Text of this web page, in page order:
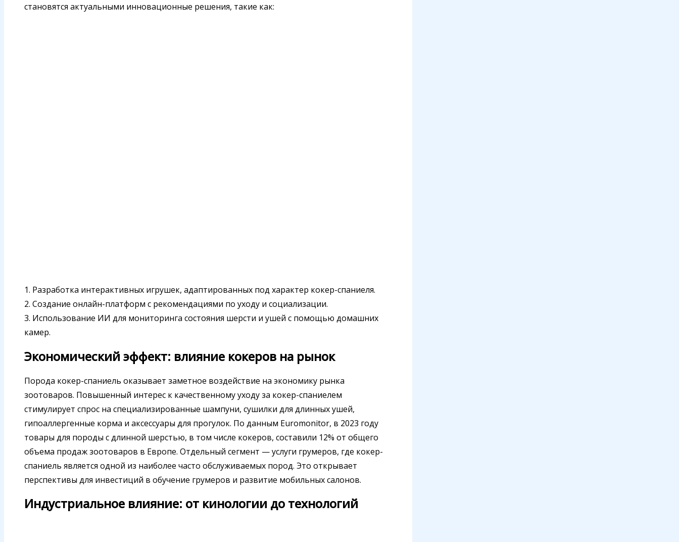
становятся актуальными инновационные решения, такие как:
1. Разработка интерактивных игрушек, адаптированных под характер кокер-спаниеля.
2. Создание онлайн-платформ с рекомендациями по уходу и социализации.
3. Использование ИИ для мониторинга состояния шерсти и ушей с помощью домашних
камер.
Экономический эффект: влияние кокеров на рынок
Порода кокер-спаниель оказывает заметное воздействие на экономику рынка
зоотоваров. Повышенный интерес к качественному уходу за кокер-спаниелем
стимулирует спрос на специализированные шампуни, сушилки для длинных ушей,
гипоаллергенные корма и аксессуары для прогулок. По данным Euromonitor, в 2023 году
товары для породы с длинной шерстью, в том числе кокеров, составили 12% от общего
объема продаж зоотоваров в Европе. Отдельный сегмент — услуги грумеров, где кокер-
спаниель является одной из наиболее часто обслуживаемых пород. Это открывает
перспективы для инвестиций в обучение грумеров и развитие мобильных салонов.
Индустриальное влияние: от кинологии до технологий